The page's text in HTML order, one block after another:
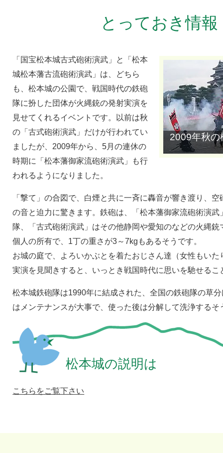
とっておき情報
2009年秋の
「国宝松本城古式砲術演武」と「松本
城松本藩古流砲術演武」は、どちら
も、松本城の公園で、戦国時代の鉄砲
隊に扮した団体が火縄銃の発射実演を
見せてくれるイベントです。以前は秋
の「古式砲術演武」だけが行われてい
ましたが、2009年から、5月の連休の
時期に「松本藩御家流砲術演武」も行
われるようになりました。
「撃て」の合図で、白煙と共に一斉に轟音が響き渡り、
の音と迫力に驚きます。鉄砲は、「松本藩御家流砲術演武
隊、「古式砲術演武」はその他静岡や愛知のなどの火縄
個人の所有で、1丁の重さが3～7kgもあるそうです。
お城の庭で、よろいかぶとを着たおじさん達（女性もいた
実演を見聞きすると、いっとき戦国時代に思いを馳せるこ
松本城鉄砲隊は1990年に結成された、全国の鉄砲隊の草
はメンテナンスが大事で、使った後は分解して洗浄するそ
松本城の説明は
こちらをご覧下さい